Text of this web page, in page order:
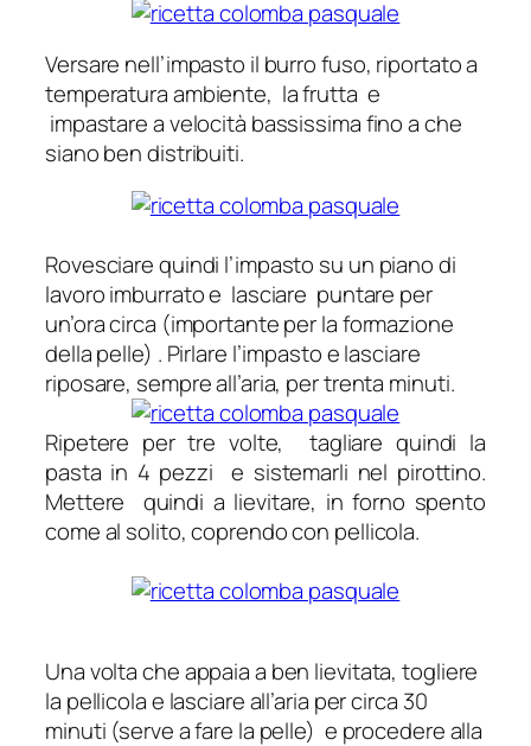
Versare nell’impasto il burro fuso, riportato a
temperatura ambiente, la frutta e
impastare a velocità bassissima fino a che
siano ben distribuiti.
Rovesciare quindi l’impasto su un piano di
lavoro imburrato e lasciare puntare per
un’ora circa (importante per la formazione
della pelle) . Pirlare l’impasto e lasciare
riposare, sempre all’aria, per trenta minuti.
Ripetere per tre volte, tagliare quindi la
pasta in 4 pezzi e sistemarli nel pirottino.
Mettere quindi a lievitare, in forno spento
come al solito, coprendo con pellicola.
Una volta che appaia a ben lievitata, togliere
la pellicola e lasciare all’aria per circa 30
minuti (serve a fare la pelle) e procedere alla